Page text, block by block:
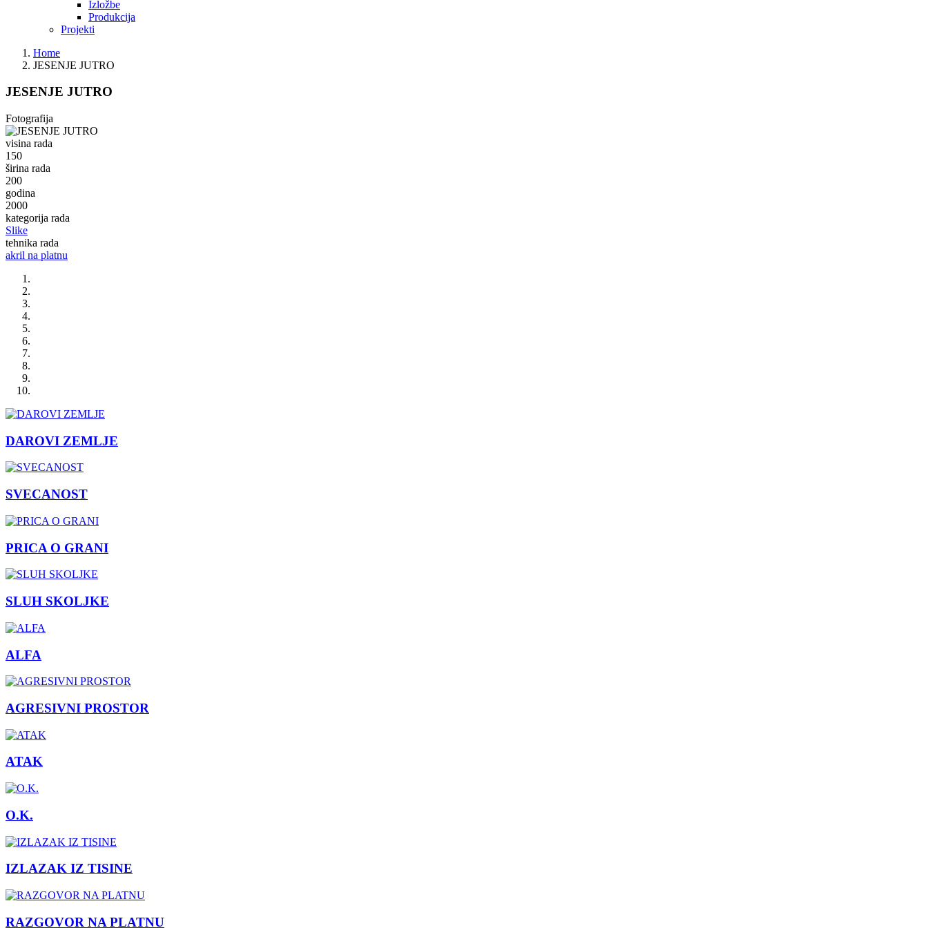
Izložbe
Produkcija
Projekti
Home
JESENJE JUTRO
JESENJE JUTRO
Fotografija
visina rada
150
širina rada
200
godina
2000
kategorija rada
Slike
tehnika rada
akril na platnu
DAROVI ZEMLJE
SVECANOST
PRICA O GRANI
SLUH SKOLJKE
ALFA
AGRESIVNI PROSTOR
ATAK
O.K.
IZLAZAK IZ TISINE
RAZGOVOR NA PLATNU